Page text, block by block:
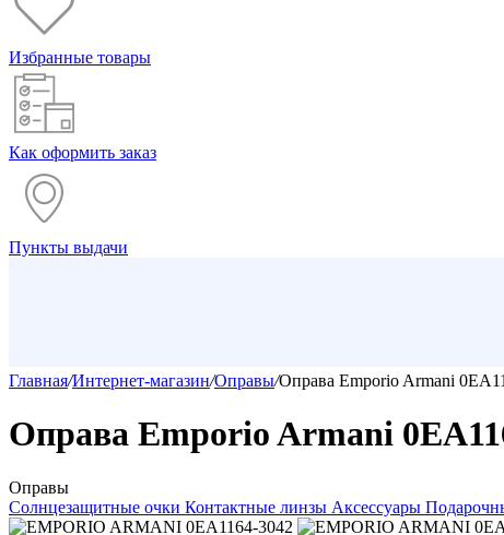
Избранные товары
Как оформить заказ
Пункты выдачи
Главная/Интернет-магазин/Оправы/Оправа Emporio Armani
Оправа Emporio Armani
Оправы
Солнцезащитные очки Контактные линзы Аксессуары